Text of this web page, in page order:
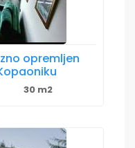
opremljen
30 m2